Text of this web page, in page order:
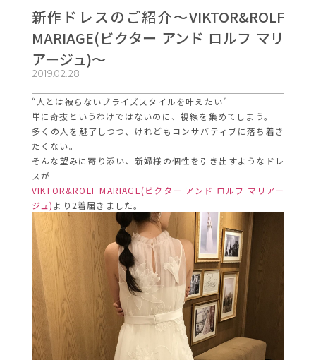
新作ドレスのご紹介～VIKTOR&ROLF
MARIAGE(ビクター アンド ロルフ マリ
アージュ)～
2019.02.28
“人とは被らないブライズスタイルを叶えたい”
単に奇抜というわけではないのに、視線を集めてしまう。
多くの人を魅了しつつ、けれどもコンサバティブに落ち着き
たくない。
そんな望みに寄り添い、新婦様の個性を引き出すようなドレ
スが
VIKTOR&ROLF MARIAGE(ビクター アンド ロルフ マリアー
ジュ)より2着届きました。